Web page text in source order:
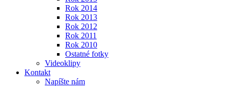
Rok 2014
Rok 2013
Rok 2012
Rok 2011
Rok 2010
Ostatné fotky
Videoklipy
Kontakt
Napíšte nám